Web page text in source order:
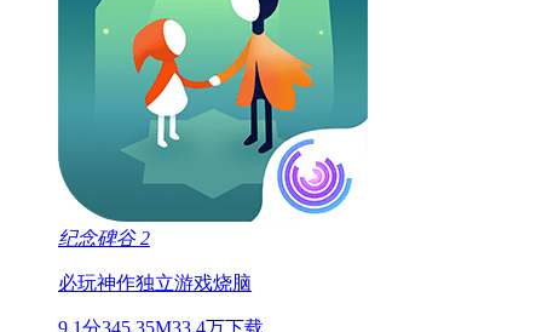
纪念碑谷 2
必玩神作独立游戏烧脑
9.1分345.35M33.4万下载